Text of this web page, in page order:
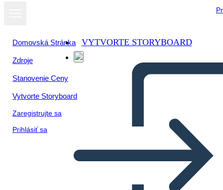
Domovská Stránka
Zdroje
Stanovenie Ceny
Vytvorte Storyboard
Zaregistrujte sa
Prihlásiť sa
VYTVORTE STORYBOARD